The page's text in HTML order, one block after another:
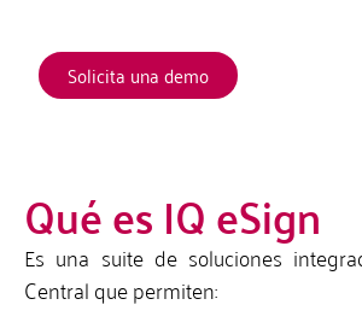
Solicita una demo
Qué es IQ eSign
Es una suite de soluciones
Central que permiten: